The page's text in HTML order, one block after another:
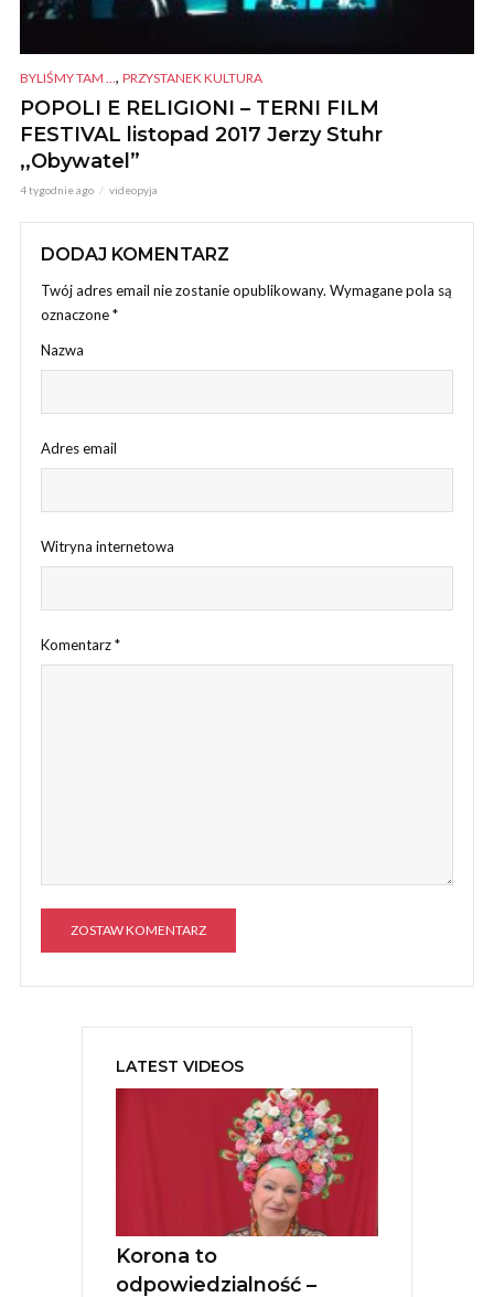
BYLIŚMY TAM ..., PRZYSTANEK KULTURA
POPOLI E RELIGIONI – TERNI FILM
FESTIVAL listopad 2017 Jerzy Stuhr
,,Obywatel”
4 tygodnie ago videopyja
DODAJ KOMENTARZ
Twój adres email nie zostanie opublikowany. Wymagane pola są
oznaczone*
Nazwa
Adres email
Witryna internetowa
Komentarz*
A
LATEST VIDEOS
Korona to
odpowiedzialność –